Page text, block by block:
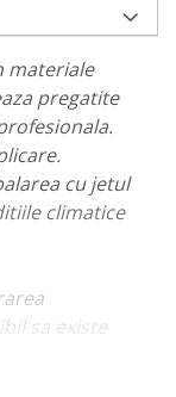
materiale
pregatite
cu jetul
climatice
sa existe